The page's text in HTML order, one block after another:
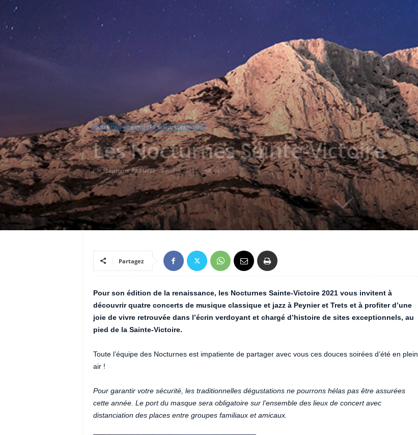
AGENDA DERNIÈRES MANIFESTATIONS
Les Nocturnes Sainte-Victoire
Par Stéphane RAPUZZI- 8 juillet 2021 4810
Partagez
Pour son édition de la renaissance, les Nocturnes Sainte-Victoire 2021 vous invitent à
découvrir quatre concerts de musique classique et jazz à Peynier et Trets et à profiter d’une
joie de vivre retrouvée dans l’écrin verdoyant et chargé d’histoire de sites exceptionnels, au
pied de la Sainte-Victoire.
Toute l’équipe des Nocturnes est impatiente de partager avec vous ces douces soirées d’été en plein
air !
Pour garantir votre sécurité, les traditionnelles dégustations ne pourrons hélas pas être assurées
cette année. Le port du masque sera obligatoire sur l’ensemble des lieux de concert avec
distanciation des places entre groupes familiaux et amicaux.